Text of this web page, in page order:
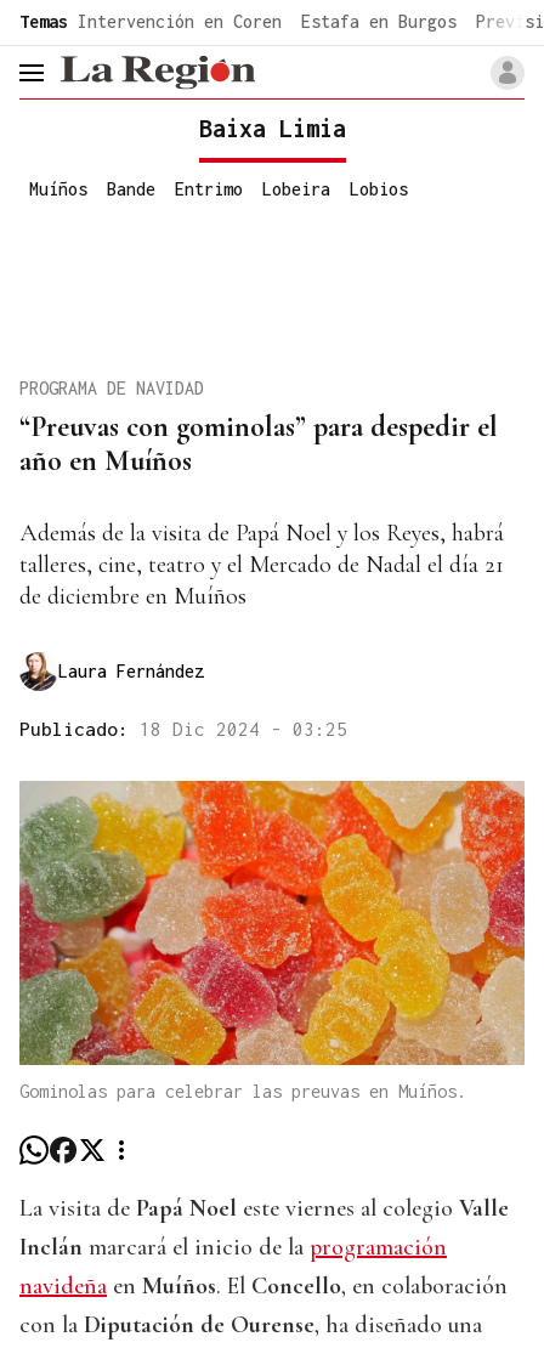
common.go-to-content
Temas Intervención en Coren Estafa en Burgos
header.menu.open
Baixa Limia
Muíños Bande Entrimo Lobeira Lobios
“Preuvas con gominolas” para despedir el
año en Muíños
PROGRAMA DE NAVIDAD
Además de la visita de Papá Noel y los Reyes, habrá
talleres, cine, teatro y el Mercado de Nadal el día 21
de diciembre en Muíños
Laura Fernández
Publicado: 18 Dic 2024 - 03:25
Gominolas para celebrar las preuvas en Muíños.
La visita de Papá Noel este viernes al colegio Valle
Inclán marcará el inicio de la programación
navideña en Muíños. El Concello, en colaboración
con la Diputación de Ourense, ha diseñado una